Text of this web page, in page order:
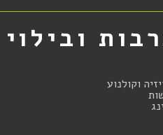
ובילוי
וקולנוע